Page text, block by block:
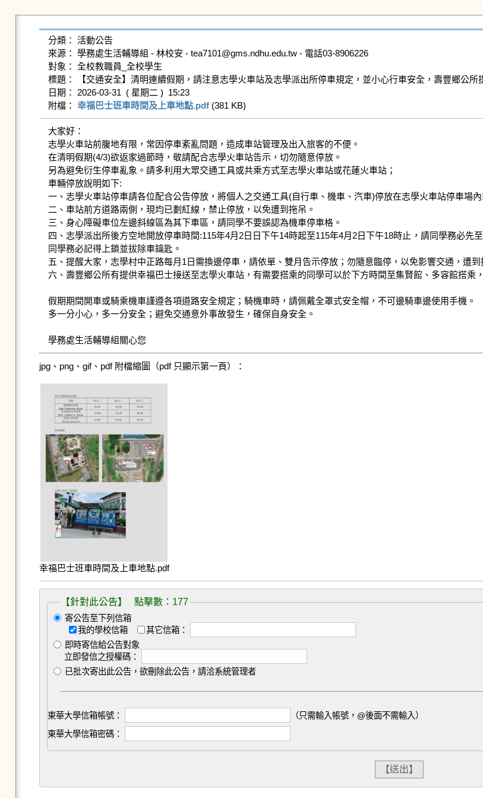
分類： 活動公告
來源： 學務處生活輔導組 - 林校安 - tea7101@gms.ndhu.edu.tw - 電話03-8906226
對象： 全校教職員_全校學生
標題： 【交通安全】清明連續假期，請注意志學火車站及志學派出所停車規定，並小心行車安全，壽豐鄉公所
日期： 2026-03-31  ( 星期二 )  15:23
附檔： 幸福巴士班車時間及上車地點.pdf (381 KB)
大家好：
志學火車站前腹地有限，常因停車紊亂問題，造成車站管理及出入旅客的不便。
在清明假期(4/3)欲返家過節時，敬請配合志學火車站告示，切勿隨意停放。
另為避免衍生停車亂象。請多利用大眾交通工具或共乘方式至志學火車站或花蓮火車站；
車輛停放說明如下:
一、志學火車站停車請各位配合公告停放，將個人之交通工具(自行車、機車、汽車)停放在志學火車站停車場
二、車站前方道路兩側，現均已劃紅線，禁止停放，以免遭到拖吊。
三、身心障礙車位左邊斜線區為其下車區，請同學不要誤認為機車停車格。
四、志學派出所後方空地開放停車時間:115年4月2日日下午14時起至115年4月2日下午18時止，請同學務必
同學務必記得上鎖並拔除車鑰匙。
五、提醒大家，志學村中正路每月1日需換邊停車，請依單、雙月告示停放；勿隨意臨停，以免影響交通，遭到
六、壽豐鄉公所有提供幸福巴士接送至志學火車站，有需要搭乘的同學可以於下方時間至集賢館、多容館搭乘
假期期間開車或騎乘機車謹遵各項道路安全規定；騎機車時，請佩戴全罩式安全帽，不可邊騎車邊使用手機。
多一分小心，多一分安全；避免交通意外事故發生，確保自身安全。
jpg、png、gif、pdf 附檔縮圖（pdf 只顯示第一頁）：
幸福巴士班車時間及上車地點.pdf
【針對此公告】 點擊數：177
寄公告至下列信箱
我的學校信箱
其它信箱：
即時寄信給公告對象
立即發信之授權碼：
已批次寄出此公告，欲刪除此公告，請洽系統管理者
東華大學信箱帳號：
（只需輸入帳號，@後面不需輸入）
東華大學信箱密碼：